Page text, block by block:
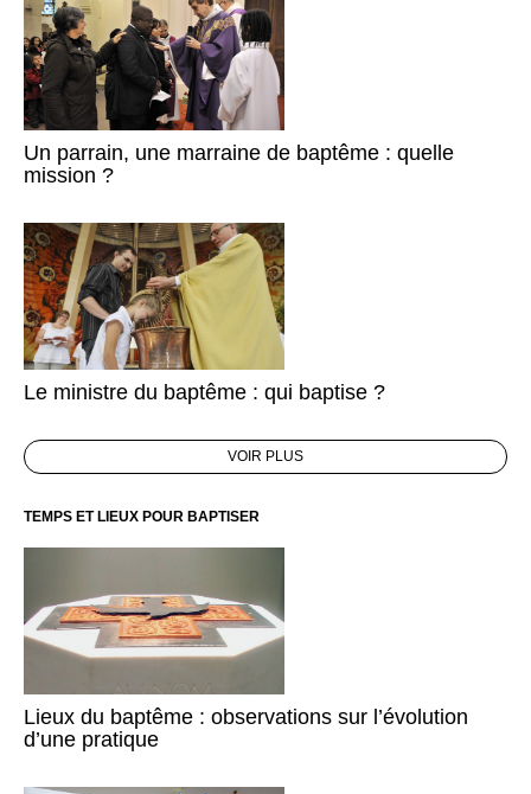
Un parrain, une marraine de baptême : quelle
mission ?
Le ministre du baptême : qui baptise ?
VOIR PLUS
TEMPS ET LIEUX POUR BAPTISER
Lieux du baptême : observations sur l’évolution
d’une pratique